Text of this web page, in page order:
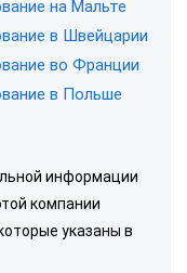
на Мальте
в Швейцарии
во Франции
в Польше
информации
компании
указаны в